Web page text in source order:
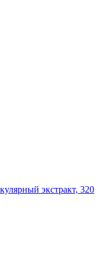
экстракт, 320